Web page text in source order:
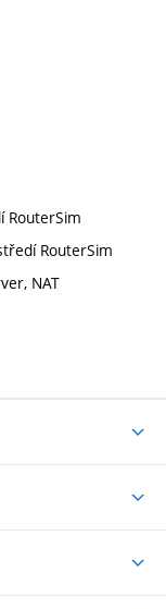
RouterSim
RouterSim
NAT